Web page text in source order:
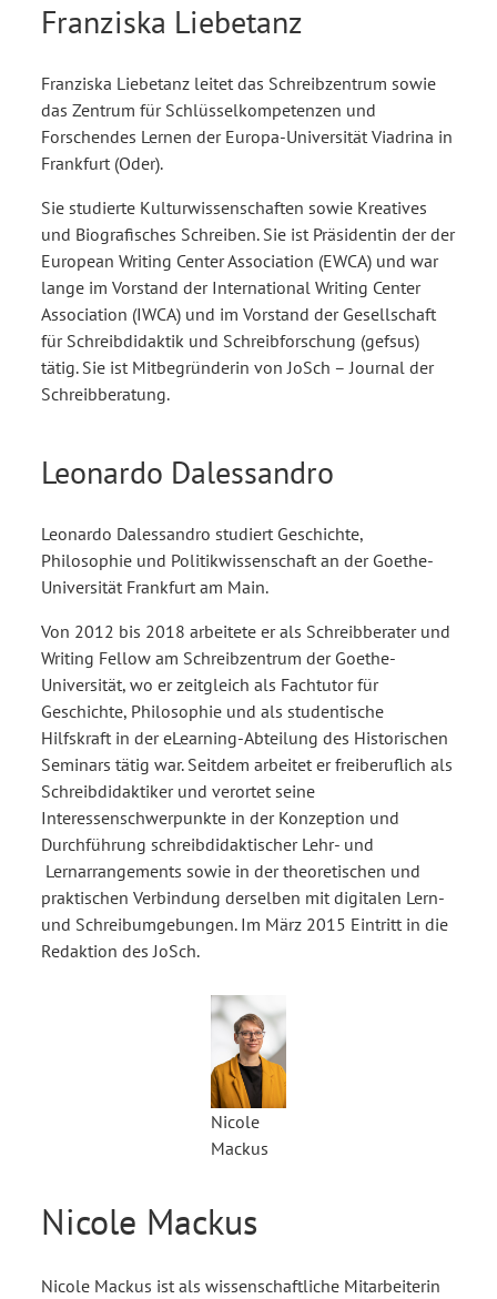
Franziska Liebetanz
Franziska Liebetanz leitet das Schreibzentrum sowie
das Zentrum für Schlüsselkompetenzen und
Forschendes Lernen der Europa-Universität Viadrina in
Frankfurt (Oder).
Sie studierte Kulturwissenschaften sowie Kreatives
und Biografisches Schreiben. Sie ist Präsidentin der der
European Writing Center Association (EWCA) und war
lange im Vorstand der International Writing Center
Association (IWCA) und im Vorstand der Gesellschaft
für Schreibdidaktik und Schreibforschung (gefsus)
tätig. Sie ist Mitbegründerin von JoSch – Journal der
Schreibberatung.
Leonardo Dalessandro
Leonardo Dalessandro studiert Geschichte,
Philosophie und Politikwissenschaft an der Goethe-
Universität Frankfurt am Main.
Von 2012 bis 2018 arbeitete er als Schreibberater und
Writing Fellow am Schreibzentrum der Goethe-
Universität, wo er zeitgleich als Fachtutor für
Geschichte, Philosophie und als studentische
Hilfskraft in der eLearning-Abteilung des Historischen
Seminars tätig war. Seitdem arbeitet er freiberuflich als
Schreibdidaktiker und verortet seine
Interessenschwerpunkte in der Konzeption und
Durchführung schreibdidaktischer Lehr- und
Lernarrangements sowie in der theoretischen und
praktischen Verbindung derselben mit digitalen Lern-
und Schreibumgebungen. Im März 2015 Eintritt in die
Redaktion des JoSch.
Nicole
Mackus
Nicole Mackus
Nicole Mackus ist als wissenschaftliche Mitarbeiterin